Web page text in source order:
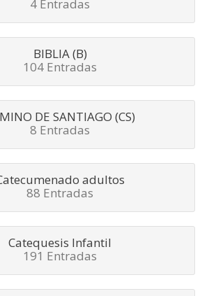
4 Entradas
BIBLIA (B)
104 Entradas
DE SANTIAGO (CS)
8 Entradas
adultos
88 Entradas
Catequesis Infantil
191 Entradas